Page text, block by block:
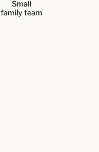
Small
family team